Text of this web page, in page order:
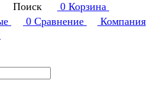
Поиск 0 Корзина
0 Сравнение
Компания